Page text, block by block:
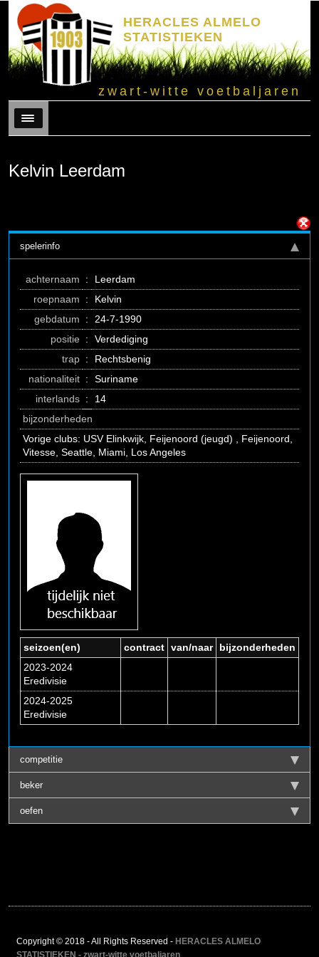
HERACLES ALMELO
STATISTIEKEN
zwart-witte voetbaljaren
Menu
Kelvin Leerdam
spelerinfo
achternaam :
Leerdam
roepnaam
:
Kelvin
gebdatum
:
24-7-1990
positie :
Verdediging
trap :
Rechtsbenig
nationaliteit :
Suriname
interlands :
14
bijzonderheden
Vorige clubs: USV Elinkwijk, Feijenoord (jeugd) , Feijenoord,
Vitesse, Seattle, Miami, Los Angeles
seizoen(en) contract van/naar
bijzonderheden
2023-2024
Eredivisie
2024-2025
Eredivisie
competitie
beker
oefen
Copyright © 2018 - All Rights Reserved - HERACLES ALMELO
STATISTIEKEN - zwart-witte voetbaljaren